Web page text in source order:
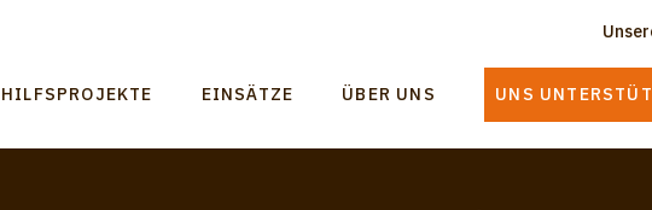
Main
navigation
HILFSPROJEKTE EINSÄTZE ÜBER UNS UNS